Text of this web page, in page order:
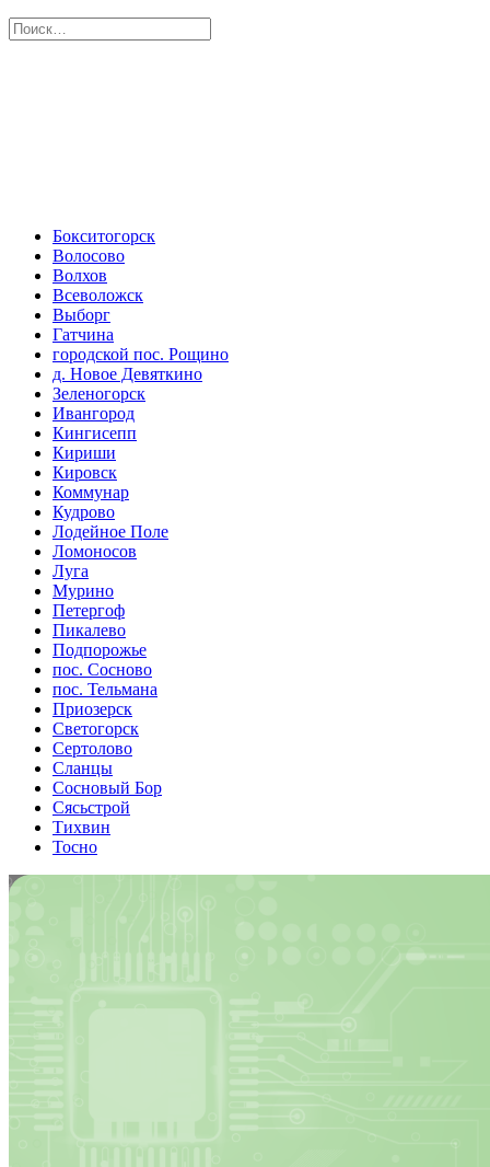
Бокситогорск
Волосово
Волхов
Всеволожск
Выборг
Гатчина
городской пос. Рощино
д. Новое Девяткино
Зеленогорск
Ивангород
Кингисепп
Кириши
Кировск
Коммунар
Кудрово
Лодейное Поле
Ломоносов
Луга
Мурино
Петергоф
Пикалево
Подпорожье
пос. Сосново
пос. Тельмана
Приозерск
Светогорск
Сертолово
Сланцы
Сосновый Бор
Сясьстрой
Тихвин
Тосно